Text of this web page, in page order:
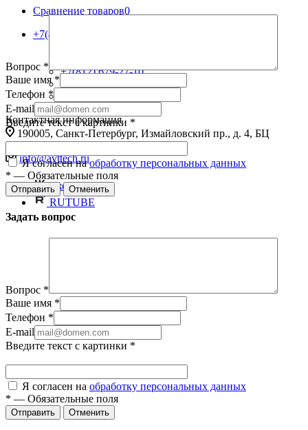
Сравнение товаров0
+7(812) 679-27-10
+7(812) 679-27-10
Контактная информация
190005, Санкт-Петербург, Измайловский пр., д. 4, БЦ
«Измайловский», офис 246
info@avttech.ru
Вконтакте
RUTUBE
Вопрос *
Ваше имя *
Телефон *
E-mail
Введите текст с картинки *
Я согласен наобработку персональных данных
* — Обязательные поля
Отправить Отменить
Задать вопрос
Вопрос *
Ваше имя *
Телефон *
E-mail
Введите текст с картинки *
Я согласен на обработку персональных данных
* — Обязательные поля
Отправить Отменить